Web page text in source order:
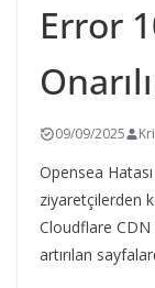
Error
09/09/2025
Opensea
ziyaretçilerden
Cloudflare CDN
artırılan